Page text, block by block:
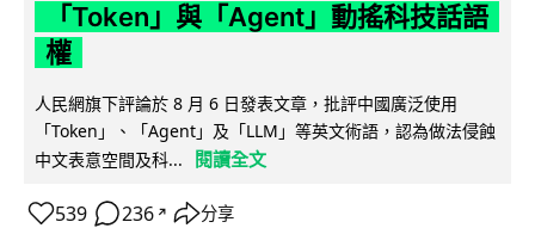
「Token」與「Agent」動搖科技話語
權
人民網旗下評論於 8 月 6 日發表文章，批評中國廣泛使用
「Token」、「Agent」及「LLM」等英文術語，認為做法侵蝕
中文表意空間及科...
閱讀全文
539 236 ↗ 分享